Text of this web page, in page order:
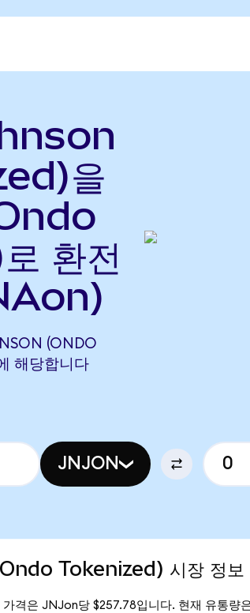
을
환전
(ONDO
해당합니다
JNJON
Tokenized) 시장 정보
격은 JNJon당 $257.78입니다. 현재 유통량